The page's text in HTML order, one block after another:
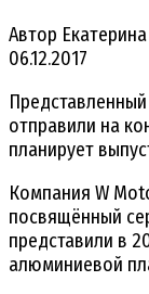
Автор Екатерина
06.12.2017
отправили на
планирует
Компания W
посвящённый
представили в
алюминиевой